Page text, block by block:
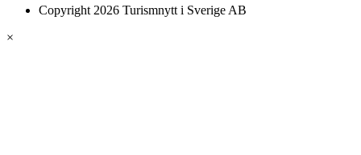
Copyright 2026 Turismnytt i Sverige AB
×